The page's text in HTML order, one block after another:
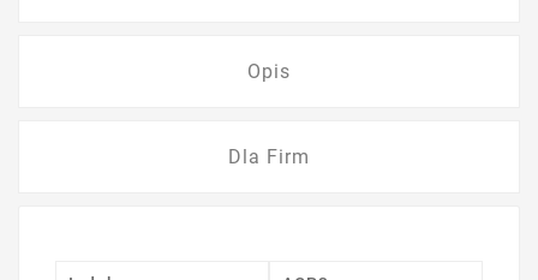
Opis
Dla Firm